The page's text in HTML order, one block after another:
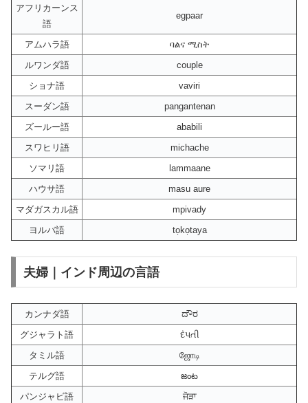
アフリカーンス
語
egpaar
アムハラ語
ባልና ሚስት
ルワンダ語
couple
ショナ語
vaviri
スーダン語
pangantenan
ズールー語
ababili
スワヒリ語
michache
ソマリ語
lammaane
ハウサ語
masu aure
マダガスカル語
mpivady
ヨルバ語
tọkọtaya
夫婦｜インド周辺の言語
カンナダ語
ದೌರ
グジャラト語
દંપતી
タミル語
ஜோடி
テルグ語
జంట
パンジャビ語
ਜੋੜਾ